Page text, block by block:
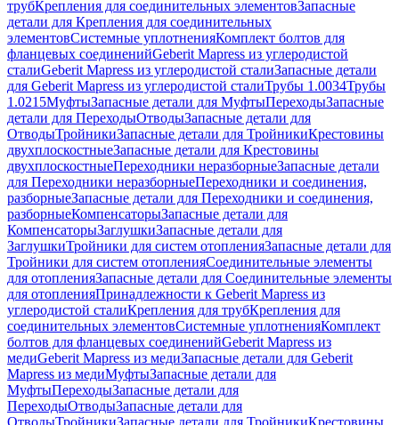
трубКрепления для соединительных элементовЗапасные
детали для Крепления для соединительных
элементовСистемные уплотненияКомплект болтов для
фланцевых соединенийGeberit Mapress из углеродистой
сталиGeberit Mapress из углеродистой сталиЗапасные детали
для Geberit Mapress из углеродистой сталиТрубы 1.0034Трубы
1.0215МуфтыЗапасные детали для МуфтыПереходыЗапасные
детали для ПереходыОтводыЗапасные детали для
ОтводыТройникиЗапасные детали для ТройникиКрестовины
двухплоскостныеЗапасные детали для Крестовины
двухплоскостныеПереходники неразборныеЗапасные детали
для Переходники неразборныеПереходники и соединения,
разборныеЗапасные детали для Переходники и соединения,
разборныеКомпенсаторыЗапасные детали для
КомпенсаторыЗаглушкиЗапасные детали для
ЗаглушкиТройники для систем отопленияЗапасные детали для
Тройники для систем отопленияСоединительные элементы
для отопленияЗапасные детали для Соединительные элементы
для отопленияПринадлежности к Geberit Mapress из
углеродистой сталиКрепления для трубКрепления для
соединительных элементовСистемные уплотненияКомплект
болтов для фланцевых соединенийGeberit Mapress из
медиGeberit Mapress из медиЗапасные детали для Geberit
Mapress из медиМуфтыЗапасные детали для
МуфтыПереходыЗапасные детали для
ПереходыОтводыЗапасные детали для
ОтводыТройникиЗапасные детали для ТройникиКрестовины